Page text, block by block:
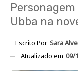
Ubba na
Escrito Por Sara
Atualizado em 09/